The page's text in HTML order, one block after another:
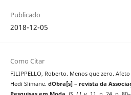
Publicado
2018-12-05
Como Citar
FILIPPELLO, Roberto. Menos que zero.
Hedi Slimane. dObra[s] – revista da